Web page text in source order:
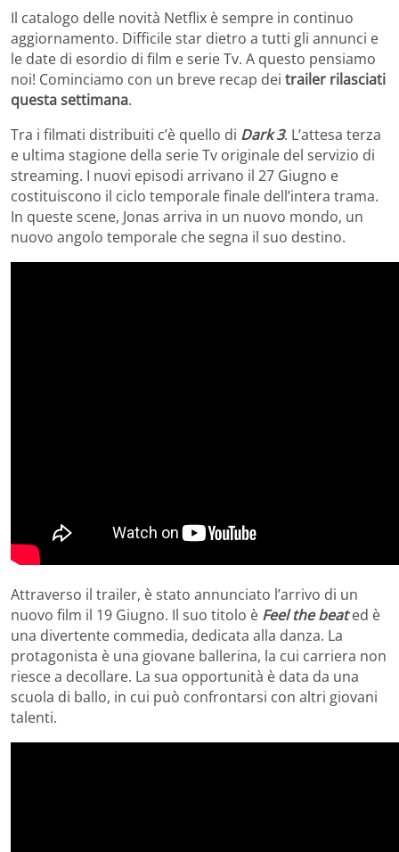
Il catalogo delle novità Netflix è sempre in continuo
aggiornamento. Difficile star dietro a tutti gli annunci e
le date di esordio di film e serie Tv. A questo pensiamo
noi! Cominciamo con un breve recap dei trailer rilasciati
questa settimana.
Tra i filmati distribuiti c’è quello di Dark 3. L’attesa terza
e ultima stagione della serie Tv originale del servizio di
streaming. I nuovi episodi arrivano il 27 Giugno e
costituiscono il ciclo temporale finale dell’intera trama.
In queste scene, Jonas arriva in un nuovo mondo, un
nuovo angolo temporale che segna il suo destino.
Attraverso il trailer, è stato annunciato l’arrivo di un
nuovo film il 19 Giugno. Il suo titolo è Feel the beated è
una divertente commedia, dedicata alla danza. La
protagonista è una giovane ballerina, la cui carriera non
riesce a decollare. La sua opportunità è data da una
scuola di ballo, in cui può confrontarsi con altri giovani
talenti.